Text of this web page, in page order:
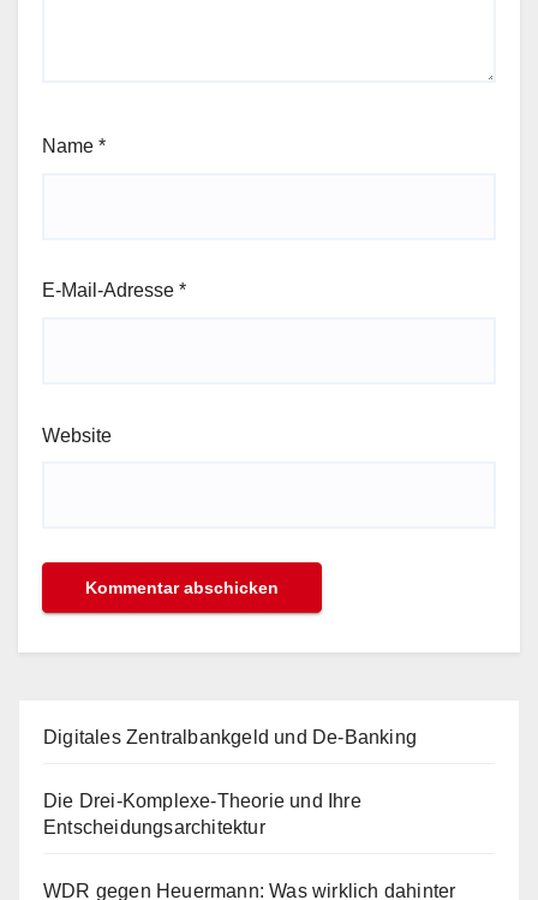
Name *
E-Mail-Adresse *
Website
Digitales Zentralbankgeld und De-Banking
Die Drei-Komplexe-Theorie und Ihre
Entscheidungsarchitektur
WDR gegen Heuermann: Was wirklich dahinter